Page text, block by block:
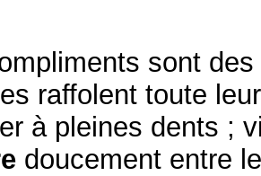
sont
raffolent toute
à pleines dents ;
doucement entre